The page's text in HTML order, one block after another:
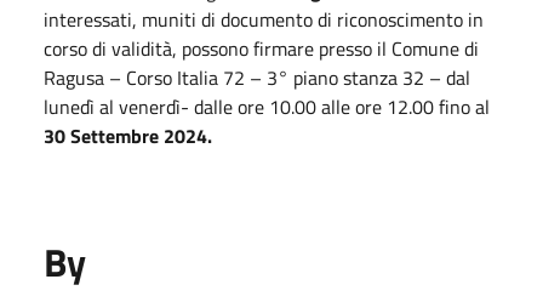
interessati, muniti di documento di riconoscimento in
corso di validità, possono firmare presso il Comune di
Ragusa – Corso Italia 72 – 3° piano stanza 32 – dal
lunedì al venerdì- dalle ore 10.00 alle ore 12.00 fino al
30 Settembre 2024.
By